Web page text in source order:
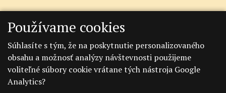
Používame cookies
Súhlasíte s tým, že na poskytnutie personalizovaného
obsahu a možnosť analýzy návštevnosti použijeme
voliteľné súbory cookie vrátane tých nástroja Google
Analytics?